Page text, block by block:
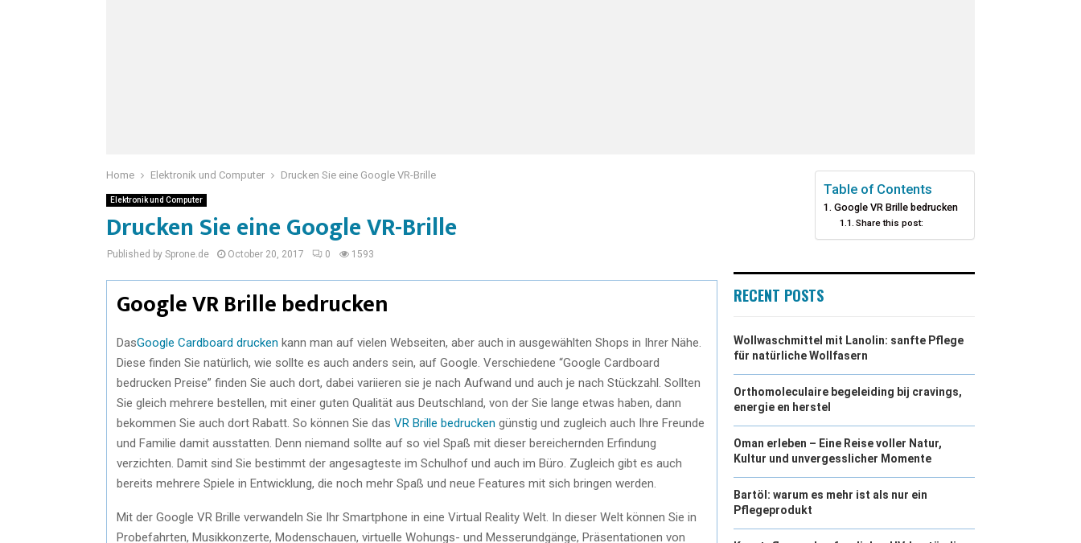
Home Elektronik und Computer Drucken Sie eine Google VR-Brille
Elektronik und Computer
Drucken Sie eine Google VR-Brille
Published by Sprone.de October 20, 2017 0 1593
Google VR Brille bedrucken
DasGoogle Cardboard drucken kann man auf vielen Webseiten, aber auch in ausgewählten Shops in Ihrer Nähe.
Diese finden Sie natürlich, wie sollte es auch anders sein, auf Google. Verschiedene “Google Cardboard
bedrucken Preise” finden Sie auch dort, dabei variieren sie je nach Aufwand und auch je nach Stückzahl. Sollten
Sie gleich mehrere bestellen, mit einer guten Qualität aus Deutschland, von der Sie lange etwas haben, dann
bekommen Sie auch dort Rabatt. So können Sie das VR Brille bedrucken günstig und zugleich auch Ihre Freunde
und Familie damit ausstatten. Denn niemand sollte auf so viel Spaß mit dieser bereichernden Erfindung
verzichten. Damit sind Sie bestimmt der angesagteste im Schulhof und auch im Büro. Zugleich gibt es auch
bereits mehrere Spiele in Entwicklung, die noch mehr Spaß und neue Features mit sich bringen werden.
Mit der Google VR Brille verwandeln Sie Ihr Smartphone in eine Virtual Reality Welt. In dieser Welt können Sie in
Probefahrten, Musikkonzerte, Modenschauen, virtuelle Wohungs- und Messerundgänge, Präsentationen von
Table of Contents
Google VR Brille bedrucken
Share this post:
RECENT POSTS
Wollwaschmittel mit Lanolin: sanfte Pflege
für natürliche Wollfasern
Orthomoleculaire begeleiding bij cravings,
energie en herstel
Oman erleben – Eine Reise voller Natur,
Kultur und unvergesslicher Momente
Bartöl: warum es mehr ist als nur ein
Pflegeprodukt